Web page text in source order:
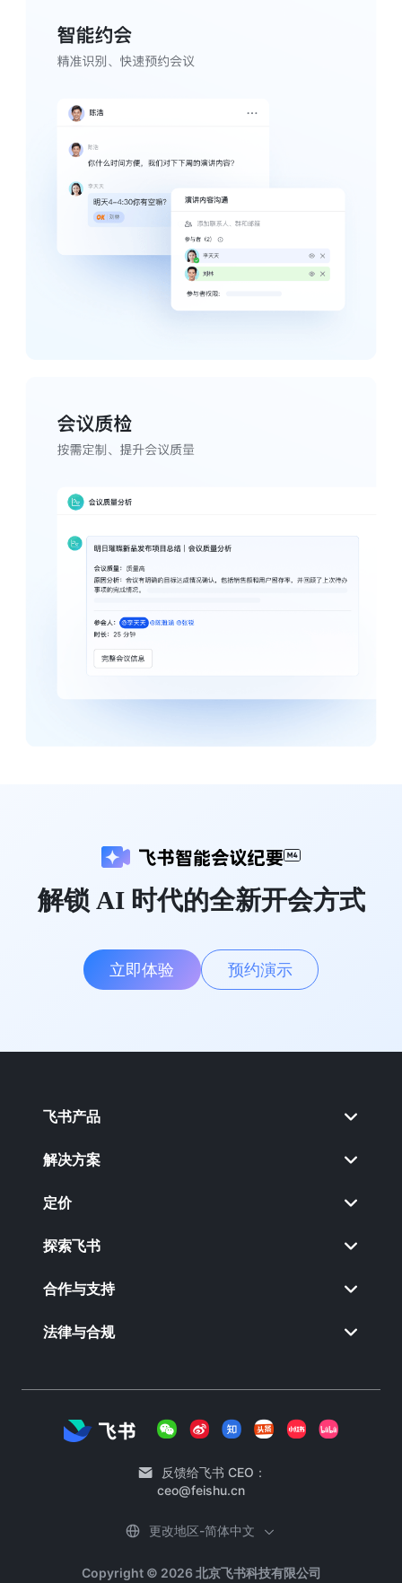
解锁 AI 时代的全新开会方式
立即体验 预约演示
飞书产品
解决方案
定价
探索飞书
合作与支持
法律与合规
反馈给飞书 CEO：
ceo@feishu.cn
Copyright © 2026 北京飞书科技有限公司
更改地区-简体中文